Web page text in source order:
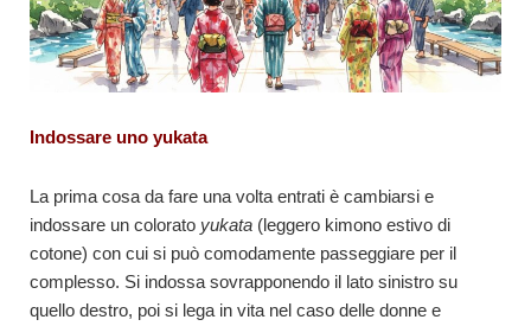
Indossare uno yukata
La prima cosa da fare una volta entrati è cambiarsi e
indossare un colorato yukata (leggero kimono estivo di
cotone) con cui si può comodamente passeggiare per il
complesso. Si indossa sovrapponendo il lato sinistro su
quello destro, poi si lega in vita nel caso delle donne e